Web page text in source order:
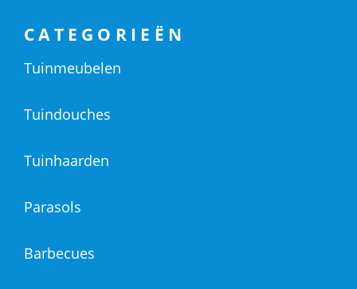
CATEGORIEËN
Tuinmeubelen
Tuindouches
Tuinhaarden
Parasols
Barbecues